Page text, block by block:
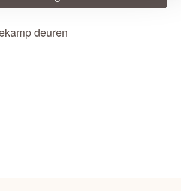
deuren